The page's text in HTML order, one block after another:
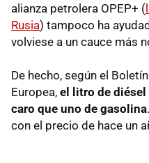
alianza petrolera OPEP+ (
Rusia) tampoco ha
volviese a un cauce más
De hecho, según el
Europea, el litro de diésel
caro que uno de gasolina
con el precio de hace un